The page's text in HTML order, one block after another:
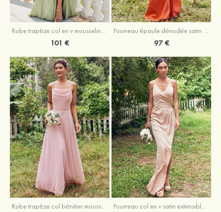
Robe trapèze col en v mousseline ras du sol robe de demoiselle d'honneur
101 €
Fourreau épaule dénudée satin extensible ras du sol robe de demoiselle d'honneur
97 €
Robe trapèze col bénitier mousseline ras du sol robe de demoiselle d'honneur Fourreau col en v satin extensible asymétrique robe de demoiselle d'honneur